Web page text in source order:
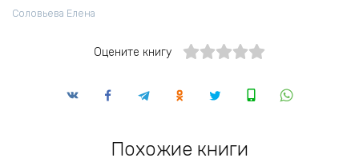
Соловьева Елена
Оцените книгу
Похожие книги